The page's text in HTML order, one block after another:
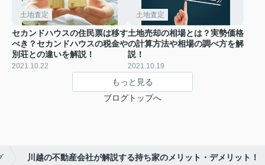
土地査定
セカンドハウスの住民票は移す
べき？セカンドハウスの税金や
別荘との違いを解説！
2021.10.22
土地査定
土地売却の相場とは？実勢価格
の計算方法や相場の調べ方を解
説！
2021.10.19
もっと見る
ブログトップへ
川越の不動産会社が解説する持ち家のメリット・デメリット！